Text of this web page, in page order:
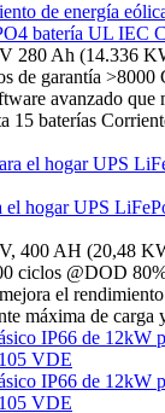
de energía
batería UL IEC
280 Ah (14.336
de garantía
avanzado que
15 baterías
el hogar UPS
400 AH (20,48
ciclos @DOD
el
máxima de carga